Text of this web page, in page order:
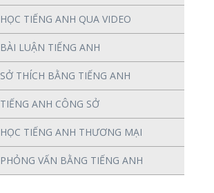
HỌC TIẾNG ANH QUA VIDEO
BÀI LUẬN TIẾNG ANH
SỞ THÍCH BẰNG TIẾNG ANH
TIẾNG ANH CÔNG SỞ
HỌC TIẾNG ANH THƯƠNG MẠI
PHỎNG VẤN BẰNG TIẾNG ANH